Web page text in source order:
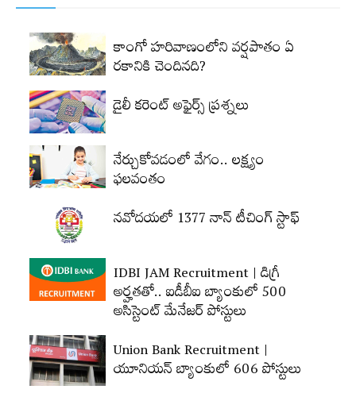
కాంగో హరివాణంలోని వర్షపాతం ఏ
రకానికి చెందినది?
డైలీ కరెంట్‌ అఫైర్స్‌ ప్రశ్నలు
నేర్చుకోవడంలో వేగం.. లక్ష్యం
ఫలవంతం
నవోదయలో 1377 నాన్‌ టీచింగ్‌ స్టాఫ్‌
IDBI JAM Recruitment | డిగ్రీ
అర్హ‌త‌తో.. ఐడీబీఐ బ్యాంకులో 500
అసిస్టెంట్‌ మేనేజర్‌ పోస్టులు
Union Bank Recruitment |
యూనియన్ బ్యాంకులో 606 పోస్టులు